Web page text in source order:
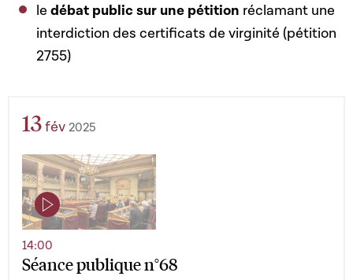
ledébat public sur une pétition réclamant une
interdiction des certificats de virginité (pétition
2755)
13fév 2025
Séance publique n°68
14:00